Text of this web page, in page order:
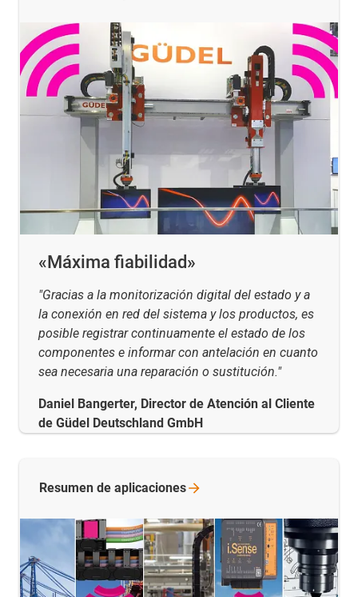
«Máxima fiabilidad»
"Gracias a la monitorización digital del estado y a
la conexión en red del sistema y los productos, es
posible registrar continuamente el estado de los
componentes e informar con antelación en cuanto
sea necesaria una reparación o sustitución."
Daniel Bangerter, Director de Atención al Cliente
de Güdel Deutschland GmbH
Resumen de aplicaciones